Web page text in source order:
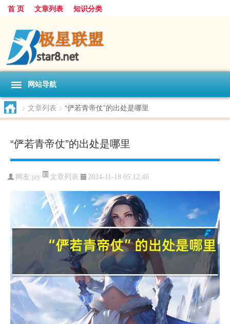
首 页 文章列表 知识分类
网站导航
> 文章列表 > “俨若青帝仗”的出处是哪里
“俨若青帝仗”的出处是哪里
网友:jzy 文章列表 2024-11-18 05:12:46